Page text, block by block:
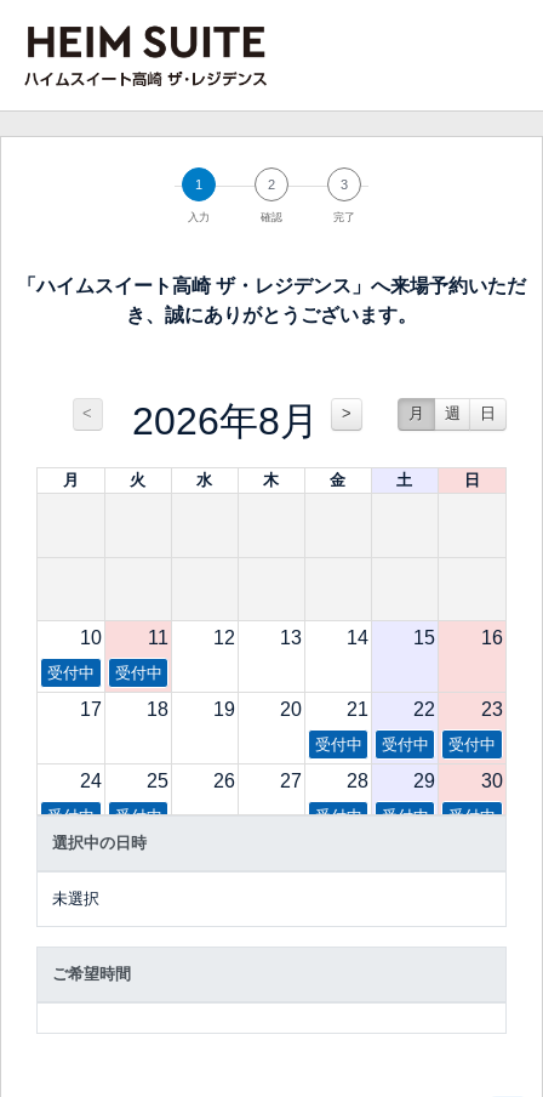
1
入力
2
確認
3
完了
「ハイムスイート高崎 ザ・レジデンス」へ来場予約いただ
き、誠にありがとうございます。
月 週 日
< 2026年8月 >
月 火 水 木 金 土 日
10 11 12 13 14 15 16
受付中 受付中
17 18 19 20 21 22 23
受付中 受付中 受付中
24 25 26 27 28 29 30
受付中 受付中 受付中 受付中 受付中
31
受付中
選択中の日時
未選択
ご希望時間